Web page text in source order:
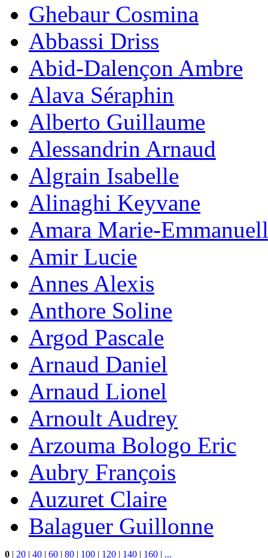
Ghebaur Cosmina
Abbassi Driss
Abid-Dalençon Ambre
Alava Séraphin
Alberto Guillaume
Alessandrin Arnaud
Algrain Isabelle
Alinaghi Keyvane
Amara Marie-
Amir Lucie
Annes Alexis
Anthore Soline
Argod Pascale
Arnaud Daniel
Arnaud Lionel
Arnoult Audrey
Arzouma Bologo Eric
Aubry François
Auzuret Claire
Balaguer Guillonne
0 | 20 | 40 | 60 | 80 | 100 | 120 | 140 | 160 | ...